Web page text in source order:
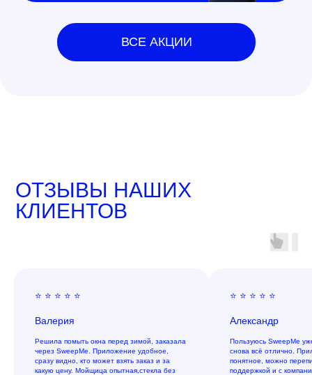
ВСЕ АКЦИИ
ОТЗЫВЫ НАШИХ
КЛИЕНТОВ
⭐ ⭐ ⭐ ⭐ ⭐
Валерия
Решила помыть окна перед зимой, заказала
через SweepMe. Приложение удобное,
сразу видно, кто может взять заказ и за
какую цену. Мойщица опытная,стекла без
⭐ ⭐ ⭐ ⭐ ⭐
Александр
Пользуюсь SweepMe
снова всё отлично.
понятное, можно
поддержкой и с